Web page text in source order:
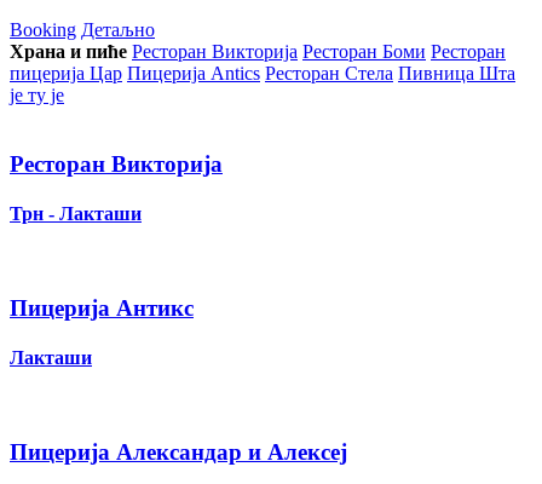
Booking Детаљно
Храна и пиће Ресторан Викторија Ресторан Боми Ресторан
пицерија Цар Пицерија Аntics Ресторан Стела Пивница Шта
је ту је
Ресторан Викторија
Трн - Лакташи
Пицерија Антикс
Лакташи
Пицерија Александар и Алексеј